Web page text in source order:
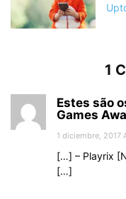
1
Estes são
Games
1 diciembre, 2017
[…] – Playrix
[…]